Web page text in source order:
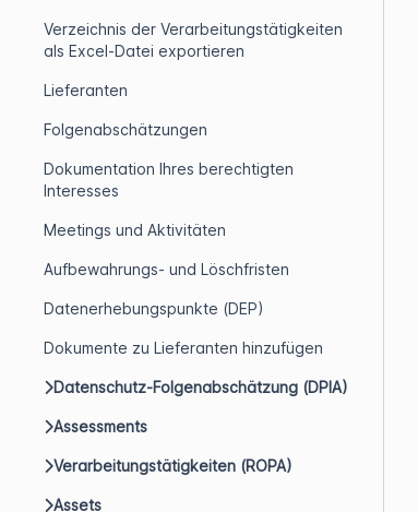
Verzeichnis der Verarbeitungstätigkeiten
als Excel-Datei exportieren
Lieferanten
Folgenabschätzungen
Dokumentation Ihres berechtigten
Interesses
Meetings und Aktivitäten
Aufbewahrungs- und Löschfristen
Datenerhebungspunkte (DEP)
Dokumente zu Lieferanten hinzufügen
Datenschutz-Folgenabschätzung (DPIA)
Assessments
Verarbeitungstätigkeiten (ROPA)
Assets